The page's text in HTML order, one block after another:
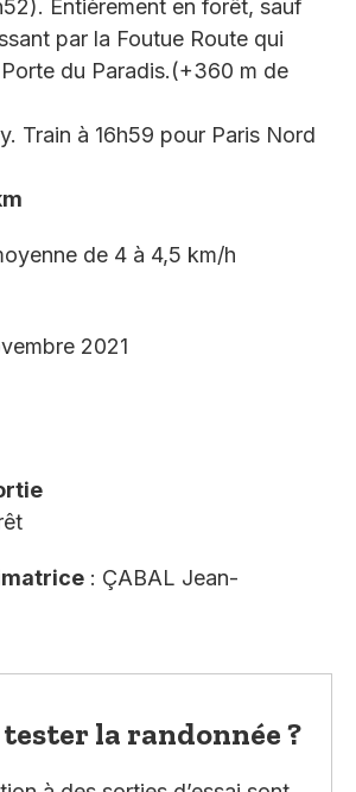
Entièrement en forêt, sauf
par la Foutue Route qui
du Paradis.(+360 m de
Train à 16h59 pour Paris Nord
de 4 à 4,5 km/h
2021
: ÇABAL Jean-
la randonnée ?